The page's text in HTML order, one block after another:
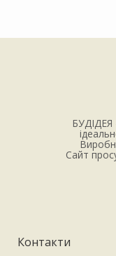
БУДІДЕЯ
Сайт
Контакти